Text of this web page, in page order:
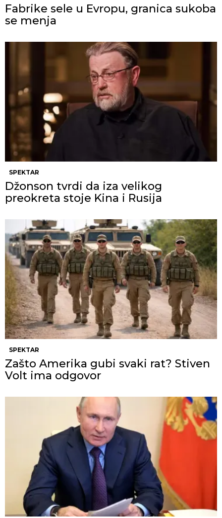
Fabrike sele u Evropu, granica sukoba
se menja
SPEKTAR
Džonson tvrdi da iza velikog
preokreta stoje Kina i Rusija
SPEKTAR
Zašto Amerika gubi svaki rat? Stiven
Volt ima odgovor